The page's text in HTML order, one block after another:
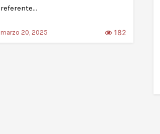
referente…
marzo 20, 2025 182